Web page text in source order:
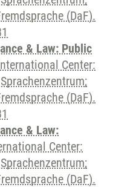
(DaF).
& Law: Public
Center:
(DaF).
& Law:
Center:
(DaF).